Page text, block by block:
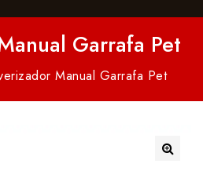
Garrafa Pet
Manual Garrafa Pet